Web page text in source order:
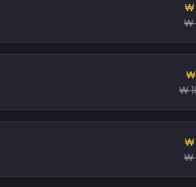
₩
₩
₩
₩
₩
₩